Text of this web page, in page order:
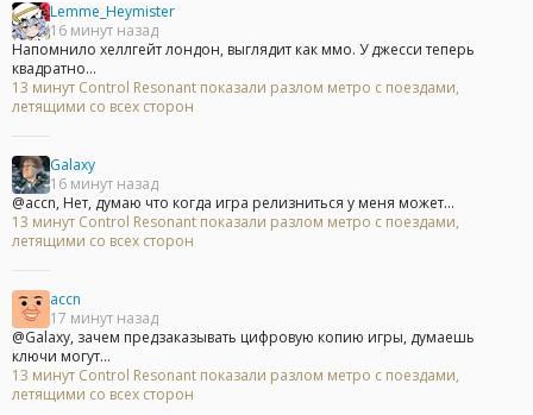
Lemme_Heymister
16 минут назад
Напомнило хеллгейт лондон, выглядит как ммо. У джесси теперь
квадратно...
13 минут Control Resonant показали разлом метро с поездами,
летящими со всех сторон
Galaxy
16 минут назад
@accn, Нет, думаю что когда игра релизниться у меня может...
13 минут Control Resonant показали разлом метро с поездами,
летящими со всех сторон
accn
17 минут назад
@Galaxy, зачем предзаказывать цифровую копию игры, думаешь
ключи могут...
13 минут Control Resonant показали разлом метро с поездами,
летящими со всех сторон